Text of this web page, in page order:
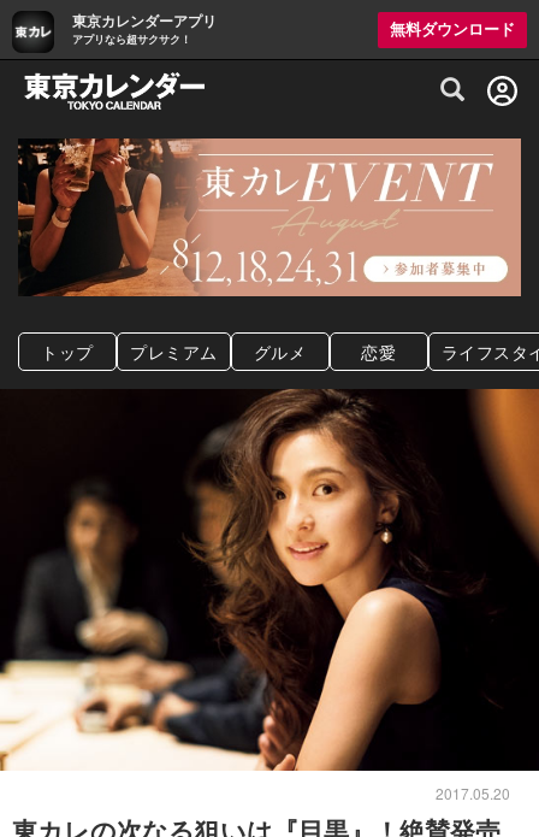
東京カレンダーアプリ
アプリなら超サクサク！
無料ダウンロード
グルメ情報・プレミアムレストラン予約
トップ プレミアム グルメ 恋愛 ライフスタ
2017.05.20
東カレの次なる狙いは『目黒』！絶賛発売